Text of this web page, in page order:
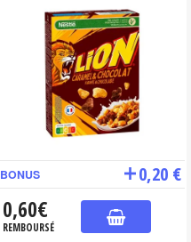
BONUS 0,20 €
0,60€
REMBOURSÉ